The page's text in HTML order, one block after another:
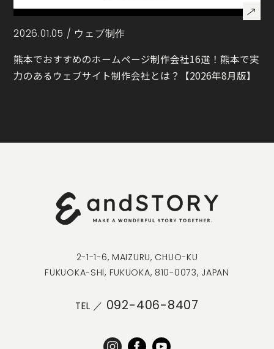
2026.01.05 / ウェブ制作
熊本でおすすめのホームページ制作会社16選！熊本で実
力のあるウェブサイト制作会社とは？【2026年8月版】
2-1-1-6, MAIZURU, CHUO-KU
FUKUOKA-SHI, FUKUOKA, 810-0073, JAPAN
TEL ／ 092-406-8407